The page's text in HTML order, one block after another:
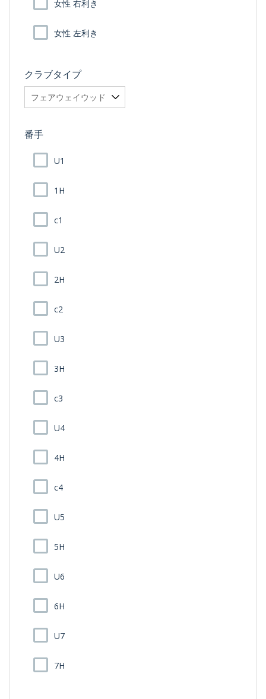
女性 右利き
女性 左利き
クラブタイプ
番手
U1
1H
c1
U2
2H
c2
U3
3H
c3
U4
4H
c4
U5
5H
U6
6H
U7
7H